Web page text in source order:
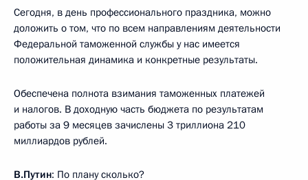
Сегодня, в день профессионального праздника, можно
доложить о том, что по всем направлениям деятельности
Федеральной таможенной службы у нас имеется
положительная динамика и конкретные результаты.
Обеспечена полнота взимания таможенных платежей
и налогов. В доходную часть бюджета по результатам
работы за 9 месяцев зачислены 3 триллиона 210
миллиардов рублей.
В.Путин: По плану сколько?